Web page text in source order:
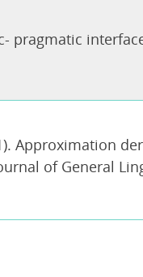
pragmatic
Approximation
of General